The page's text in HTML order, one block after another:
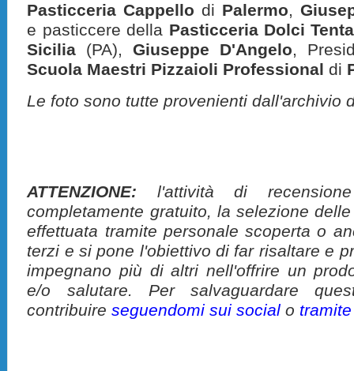
Pasticceria Cappello di Palermo,
e pasticcere della Pasticceria Dolci
Sicilia (PA), Giuseppe D'Angelo,
Scuola Maestri Pizzaioli Professional di
Le foto sono tutte provenienti dall'archivio
ATTENZIONE: l'attività di
completamente gratuito, la selezione
effettuata tramite personale scoperta o
terzi e si pone l'obiettivo di far risaltare e
impegnano più di altri nell'offrire un
e/o salutare. Per salvaguardare
contribuireseguendomi sui social o